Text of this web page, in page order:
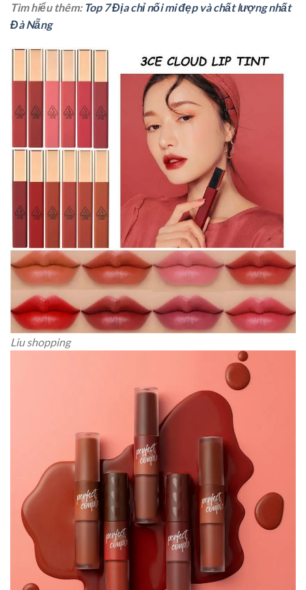
Tìm hiểu thêm: Top 7 Địa chỉ nối mi đẹp và chất lượng nhất
Đà Nẵng
Liu shopping